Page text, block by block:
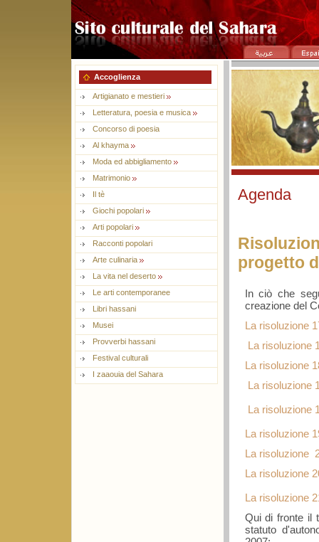
Accoglienza
Artigianato e mestieri
Letteratura, poesia e musica
Concorso di poesia
Al khayma
Moda ed abbigliamento
Matrimonio
Il tè
Giochi popolari
Arti popolari
Racconti popolari
Arte culinaria
La vita nel deserto
Le arti contemporanee
Libri hassani
Musei
Provverbi hassani
Festival culturali
I zaaouia del Sahara
Agenda
progetto
In ciò che
creazione del
La risoluzione
La risoluzione
La risoluzione
La risoluzione
La risoluzione
La
La risoluzione
La risoluzione
La risoluzione
Qui di fronte il
statuto